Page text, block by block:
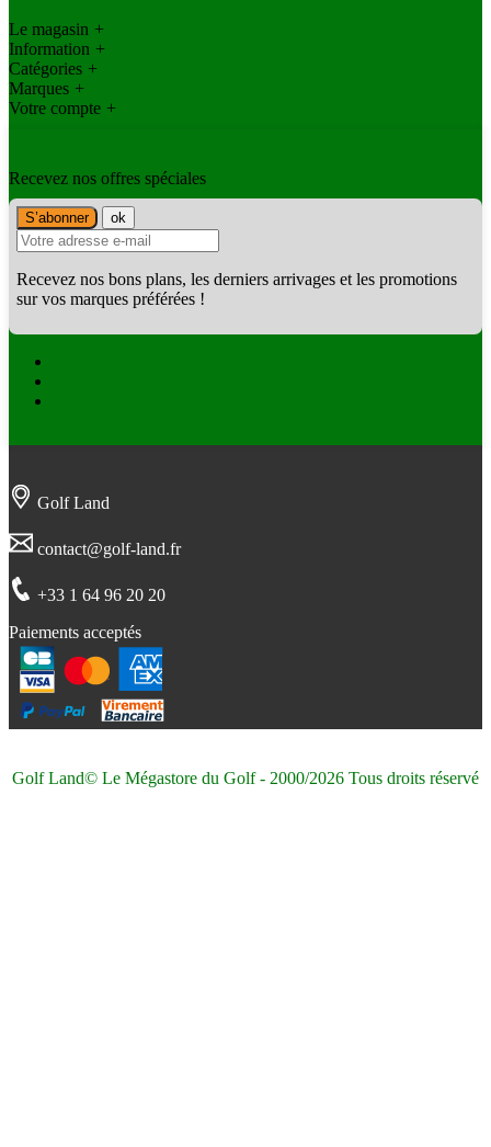
Le magasin +
Information +
Catégories +
Marques +
Votre compte +
Recevez nos offres spéciales
Recevez nos bons plans, les derniers arrivages et les promotions
sur vos marques préférées !
Golf Land
contact@golf-land.fr
+33 1 64 96 20 20
Paiements acceptés
Golf Land© Le Mégastore du Golf - 2000/2026 Tous droits réservé